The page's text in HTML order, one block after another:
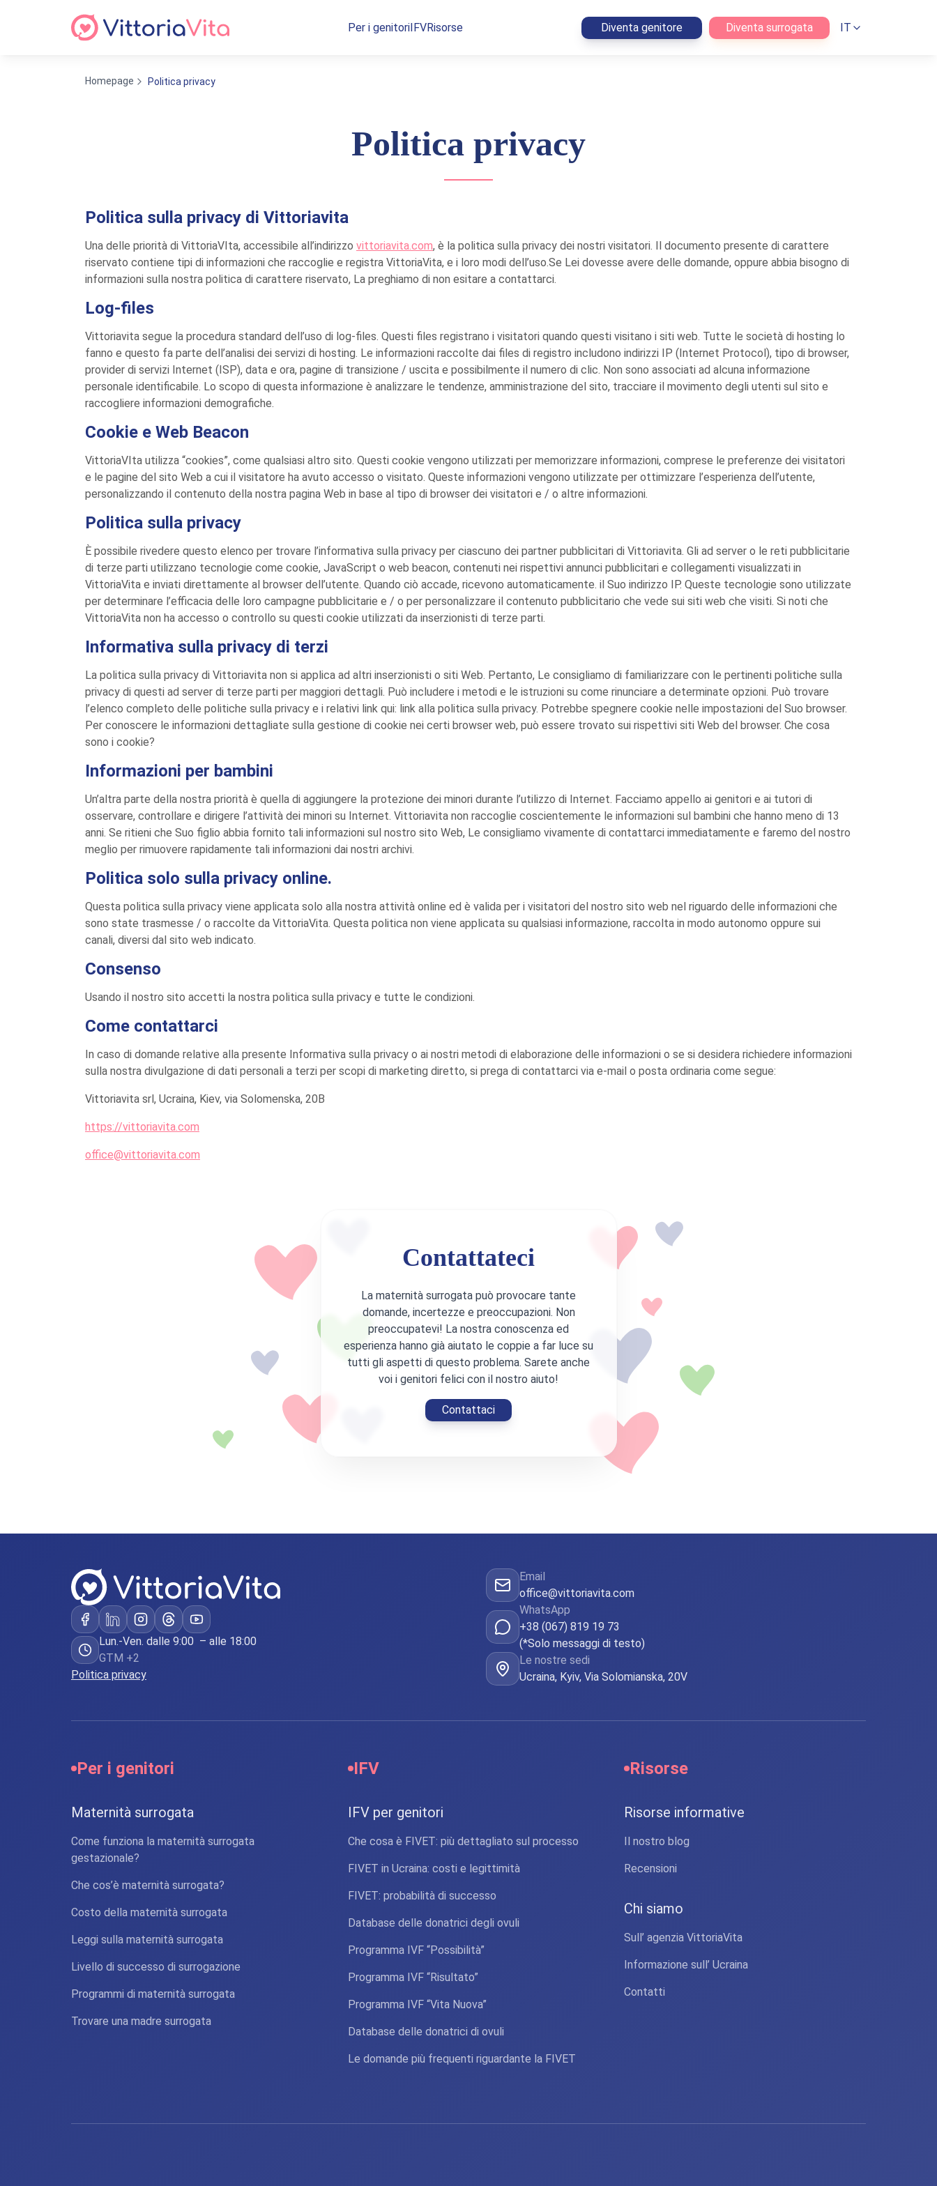
Per i genitoriIFVRisorse Diventa genitore Diventa surrogata IT
Homepage Politica privacy
Politica privacy
Politica sulla privacy di Vittoriavita
Una delle priorità di VittoriaVIta, accessibile all’indirizzo vittoriavita.com, è la politica sulla privacy dei nostri visitatori. Il documento presente di carattere
riservato contiene tipi di informazioni che raccoglie e registra VittoriaVita, e i loro modi dell’uso.Se Lei dovesse avere delle domande, oppure abbia bisogno di
informazioni sulla nostra politica di carattere riservato, La preghiamo di non esitare a contattarci.
Log-files
Vittoriavita segue la procedura standard dell’uso di log-files. Questi files registrano i visitatori quando questi visitano i siti web. Tutte le società di hosting lo
fanno e questo fa parte dell’analisi dei servizi di hosting. Le informazioni raccolte dai files di registro includono indirizzi IP (Internet Protocol), tipo di browser,
provider di servizi Internet (ISP), data e ora, pagine di transizione / uscita e possibilmente il numero di clic. Non sono associati ad alcuna informazione
personale identificabile. Lo scopo di questa informazione è analizzare le tendenze, amministrazione del sito, tracciare il movimento degli utenti sul sito e
raccogliere informazioni demografiche.
Cookie e Web Beacon
VittoriaVIta utilizza “cookies”, come qualsiasi altro sito. Questi cookie vengono utilizzati per memorizzare informazioni, comprese le preferenze dei visitatori
e le pagine del sito Web a cui il visitatore ha avuto accesso o visitato. Queste informazioni vengono utilizzate per ottimizzare l’esperienza dell’utente,
personalizzando il contenuto della nostra pagina Web in base al tipo di browser dei visitatori e / o altre informazioni.
Politica sulla privacy
È possibile rivedere questo elenco per trovare l’informativa sulla privacy per ciascuno dei partner pubblicitari di Vittoriavita. Gli ad server o le reti pubblicitarie
di terze parti utilizzano tecnologie come cookie, JavaScript o web beacon, contenuti nei rispettivi annunci pubblicitari e collegamenti visualizzati in
VittoriaVita e inviati direttamente al browser dell’utente. Quando ciò accade, ricevono automaticamente. il Suo indirizzo IP. Queste tecnologie sono utilizzate
per determinare l’efficacia delle loro campagne pubblicitarie e / o per personalizzare il contenuto pubblicitario che vede sui siti web che visiti. Si noti che
VittoriaVita non ha accesso o controllo su questi cookie utilizzati da inserzionisti di terze parti.
Informativa sulla privacy di terzi
La politica sulla privacy di Vittoriavita non si applica ad altri inserzionisti o siti Web. Pertanto, Le consigliamo di familiarizzare con le pertinenti politiche sulla
privacy di questi ad server di terze parti per maggiori dettagli. Può includere i metodi e le istruzioni su come rinunciare a determinate opzioni. Può trovare
l’elenco completo delle politiche sulla privacy e i relativi link qui: link alla politica sulla privacy. Potrebbe spegnere cookie nelle impostazioni del Suo browser.
Per conoscere le informazioni dettagliate sulla gestione di cookie nei certi browser web, può essere trovato sui rispettivi siti Web del browser. Che cosa
sono i cookie?
Informazioni per bambini
Un’altra parte della nostra priorità è quella di aggiungere la protezione dei minori durante l’utilizzo di Internet. Facciamo appello ai genitori e ai tutori di
osservare, controllare e dirigere l’attività dei minori su Internet. Vittoriavita non raccoglie coscientemente le informazioni sul bambini che hanno meno di 13
anni. Se ritieni che Suo figlio abbia fornito tali informazioni sul nostro sito Web, Le consigliamo vivamente di contattarci immediatamente e faremo del nostro
meglio per rimuovere rapidamente tali informazioni dai nostri archivi.
Politica solo sulla privacy online.
Questa politica sulla privacy viene applicata solo alla nostra attività online ed è valida per i visitatori del nostro sito web nel riguardo delle informazioni che
sono state trasmesse / o raccolte da VittoriaVita. Questa politica non viene applicata su qualsiasi informazione, raccolta in modo autonomo oppure sui
canali, diversi dal sito web indicato.
Consenso
Usando il nostro sito accetti la nostra politica sulla privacy e tutte le condizioni.
Come contattarci
In caso di domande relative alla presente Informativa sulla privacy o ai nostri metodi di elaborazione delle informazioni o se si desidera richiedere informazioni
sulla nostra divulgazione di dati personali a terzi per scopi di marketing diretto, si prega di contattarci via e-mail o posta ordinaria come segue:
Vittoriavita srl, Ucraina, Kiev, via Solomenskа, 20В
https://vittoriavita.com
office@vittoriavita.com
Contattateci
La maternità surrogata può provocare tante
domande, incertezze e preoccupazioni. Non
preoccupatevi! La nostra conoscenza ed
esperienza hanno già aiutato le coppie a far luce su
tutti gli aspetti di questo problema. Sarete anche
voi i genitori felici con il nostro aiuto!
Contattaci
Lun.-Ven. dalle 9:00 – alle 18:00
GTM +2
Politica privacy
Email
office@vittoriavita.com
WhatsApp
+38 (067) 819 19 73
(*Solo messaggi di testo)
Le nostre sedi
Ucraina, Kyiv, Via Solomianska, 20V
Per i genitori
Maternità surrogata
Come funziona la maternità surrogata
gestazionale?
Che cos’è maternità surrogata?
Costo della maternità surrogata
Leggi sulla maternità surrogata
Livello di successo di surrogazione
Programmi di maternità surrogata
Trovare una madre surrogata
IFV
IFV per genitori
Che cosa è FIVET: più dettagliato sul processo
FIVET in Ucraina: costi e legittimità
FIVET: probabilità di successo
Database delle donatrici degli ovuli
Programma IVF “Possibilità”
Programma IVF “Risultato”
Programma IVF “Vita Nuova”
Database delle donatrici di ovuli
Le domande più frequenti riguardante la FIVET
Risorse
Risorse informative
Il nostro blog
Recensioni
Chi siamo
Sull’ agenzia VittoriaVita
Informazione sull’ Ucraina
Contatti